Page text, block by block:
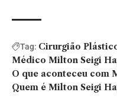
Tag: Cirurgião
Médico Milton Seigi
O que aconteceu com
Quem é Milton Seigi